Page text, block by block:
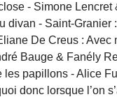
- Simone
divan - Saint-
De Creus :
Bauge & Fanély
papillons - Alice
donc lorsque l’on